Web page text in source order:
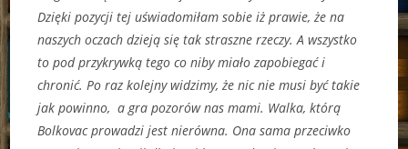
Dzięki pozycji tej uświadomiłam sobie iż prawie, że na
naszych oczach dzieją się tak straszne rzeczy. A wszystko
to pod przykrywką tego co niby miało zapobiegać i
chronić. Po raz kolejny widzimy, że nic nie musi być takie
jak powinno, a gra pozorów nas mami. Walka, którą
Bolkovac prowadzi jest nierówna. Ona sama przeciwko